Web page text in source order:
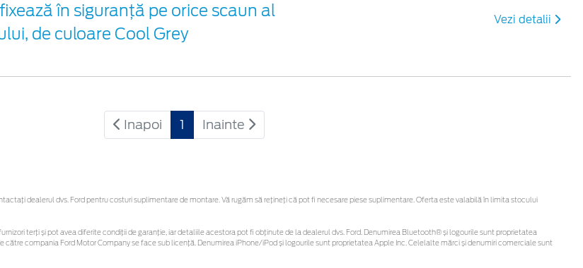
în siguranță pe orice scaun al
de culoare Cool Grey
Vezi detalii
Inapoi 1 Inainte
dealerul dvs. Ford pentru costuri suplimentare de montare. Vă rugăm să rețineți că pot fi necesare piese suplimentare. Oferta este valabilă în limita stocului
terți și pot avea diferite condiții de garanție, iar detaliile acestora pot fi obținute de la dealerul dvs. Ford. Denumirea Bluetooth® și logourile sunt proprietatea
către compania Ford Motor Company se face sub licență. Denumirea iPhone/iPod și logourile sunt proprietatea Apple Inc. Celelalte mărci și denumiri comerciale sunt